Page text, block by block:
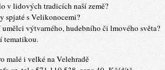
v lidových tradicích naší země?
spjaté s Velikonocemi?
výtvarného, hudebního či lmového světa?
tematikou.
malé i velké na Velehradě